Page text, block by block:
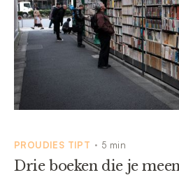
PROUDIES TIPT • 5 min
Drie boeken die je